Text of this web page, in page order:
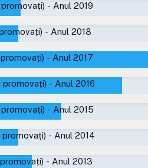
- Anul 2019
- Anul 2018
- Anul 2017
promovați) - Anul 2016
- Anul 2015
promovați) - Anul 2014
- Anul 2013